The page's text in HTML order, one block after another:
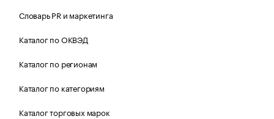
Словарь PR и маркетинга
Каталог по ОКВЭД
Каталог по регионам
Каталог по категориям
Каталог торговых марок